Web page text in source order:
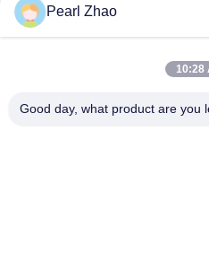
Catégories
métal
Pearl Zhao
10:28
Good day, what product are you